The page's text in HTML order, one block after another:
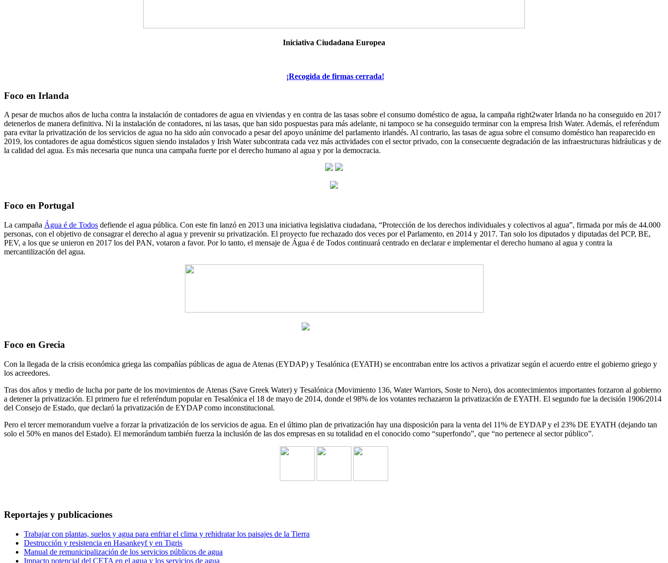
Iniciativa Ciudadana Europea
¡Recogida de firmas cerrada!
Foco en Irlanda
A pesar de muchos años de lucha contra la instalación de contadores de agua en viviendas y en contra de las tasas sobre el consumo doméstico de agua, la campaña right2water Irlanda no ha conseguido en 2017
detenerlos de manera definitiva. Ni la instalación de contadores, ni las tasas, que han sido pospuestas para más adelante, ni tampoco se ha conseguido terminar con la empresa Irish Water. Además, el referéndum
para evitar la privatización de los servicios de agua no ha sido aún convocado a pesar del apoyo unánime del parlamento irlandés. Al contrario, las tasas de agua sobre el consumo doméstico han reaparecido en
2019, los contadores de agua domésticos siguen siendo instalados y Irish Water subcontrata cada vez más actividades con el sector privado, con la consecuente degradación de las infraestructuras hidráulicas y de
la calidad del agua. Es más necesaria que nunca una campaña fuerte por el derecho humano al agua y por la democracia.
Foco en Portugal
La campaña Água é de Todos defiende el agua pública. Con este fin lanzó en 2013 una iniciativa legislativa ciudadana, “Protección de los derechos individuales y colectivos al agua”, firmada por más de 44.000
personas, con el objetivo de consagrar el derecho al agua y prevenir su privatización. El proyecto fue rechazado dos veces por el Parlamento, en 2014 y 2017. Tan solo los diputados y diputadas del PCP, BE,
PEV, a los que se unieron en 2017 los del PAN, votaron a favor. Por lo tanto, el mensaje de Água é de Todos continuará centrado en declarar e implementar el derecho humano al agua y contra la
mercantilización del agua.
Foco en Grecia
Con la llegada de la crisis económica griega las compañías públicas de agua de Atenas (EYDAP) y Tesalónica (EYATH) se encontraban entre los activos a privatizar según el acuerdo entre el gobierno griego y
los acreedores.
Tras dos años y medio de lucha por parte de los movimientos de Atenas (Save Greek Water) y Tesalónica (Movimiento 136, Water Warriors, Soste to Nero), dos acontecimientos importantes forzaron al gobierno
a detener la privatización. El primero fue el referéndum popular en Tesalónica el 18 de mayo de 2014, donde el 98% de los votantes rechazaron la privatización de EYATH. El segundo fue la decisión 1906/2014
del Consejo de Estado, que declaró la privatización de EYDAP como inconstitucional.
Pero el tercer memorandum vuelve a forzar la privatización de los servicios de agua. En el último plan de privatización hay una disposición para la venta del 11% de EYDAP y el 23% DE EYATH (dejando tan
solo el 50% en manos del Estado). El memorándum también fuerza la inclusión de las dos empresas en su totalidad en el conocido como “superfondo”, que “no pertenece al sector público”.
Reportajes y publicaciones
Trabajar con plantas, suelos y agua para enfriar el clima y rehidratar los paisajes de la Tierra
Destrucción y resistencia en Hasankeyf y en Tigris
Manual de remunicipalización de los servicios públicos de agua
Impacto potencial del CETA en el agua y los servicios de agua